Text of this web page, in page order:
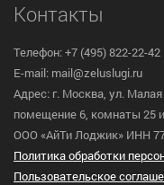
Контакты
Телефон: +7 (495) 822-22-42
E-mail: mail@zeluslugi.ru
Адрес: г. Москва, ул.
помещение 6, комнаты 25
ООО «АйТи Лоджик» ИНН
Политика обработки
Пользовательское